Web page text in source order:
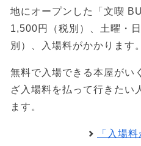
地にオープンした「文喫
1,500円（税別）、土曜・
別）、入場料がかかります。
無料で入場できる本屋がい
ざ入場料を払って行きたい
ます。
「入場